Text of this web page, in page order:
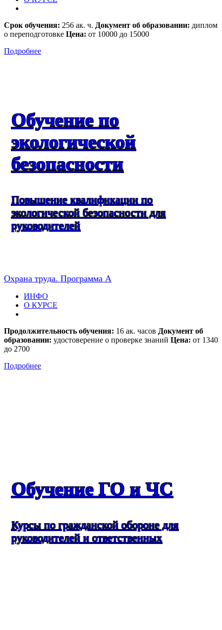
Обучение по
экологической
безопасности
Повышение квалификации по
экологической безопасности для
руководителей
Обучение ГО и ЧС
Курсы по гражданской обороне для
руководителей и ответственных
Срок обучения: 256 ак. ч. Документ об образовании: диплом
о переподготовке Цена: от 10000 до 15000
Подробнее
Охрана труда. Программа А
ИНФО
О КУРСЕ
Продолжительность обучения: 16 ак. часов Документ об
образовании: удостоверение о проверке знаний Цена: от 1340
до 2700
Подробнее